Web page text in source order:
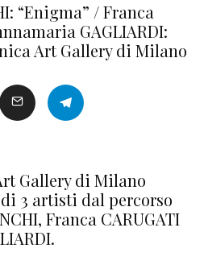
“Enigma” / Franca
GAGLIARDI:
Art Gallery di Milano
Gallery di Milano
3 artisti dal percorso
Franca CARUGATI